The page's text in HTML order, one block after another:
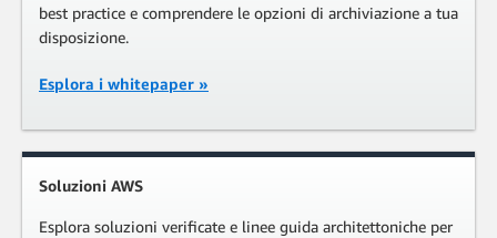
best practice e comprendere le opzioni di archiviazione a tua
disposizione.
Esplora i whitepaper »
Soluzioni AWS
Esplora soluzioni verificate e linee guida architettoniche per